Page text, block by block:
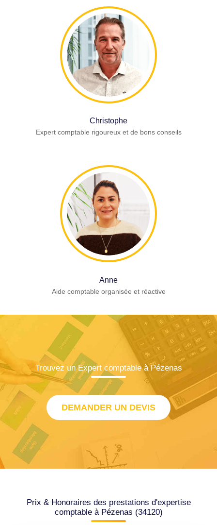
Christophe
Expert comptable rigoureux et de bons conseils
Anne
Aide comptable organisée et réactive
Trouvez un Expert comptable à Pézenas
DEMANDER UN DEVIS
Prix & Honoraires des prestations d'expertise
comptable à Pézenas (34120)